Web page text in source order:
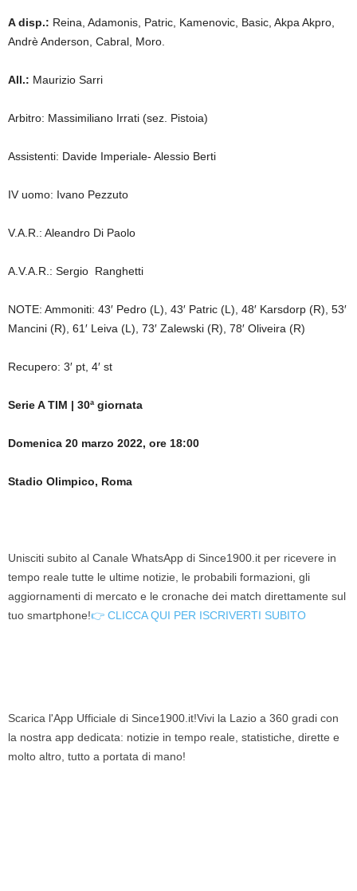
A disp.: Reina, Adamonis, Patric, Kamenovic, Basic, Akpa Akpro,
Andrè Anderson, Cabral, Moro.
All.: Maurizio Sarri
Arbitro: Massimiliano Irrati (sez. Pistoia)
Assistenti: Davide Imperiale- Alessio Berti
IV uomo: Ivano Pezzuto
V.A.R.: Aleandro Di Paolo
A.V.A.R.: Sergio Ranghetti
NOTE: Ammoniti: 43′ Pedro (L), 43′ Patric (L), 48′ Karsdorp (R), 53′
Mancini (R), 61′ Leiva (L), 73′ Zalewski (R), 78′ Oliveira (R)
Recupero: 3′ pt, 4′ st
Serie A TIM | 30ª giornata
Domenica 20 marzo 2022, ore 18:00
Stadio Olimpico, Roma
Unisciti subito al Canale WhatsApp di Since1900.it per ricevere in
tempo reale tutte le ultime notizie, le probabili formazioni, gli
aggiornamenti di mercato e le cronache dei match direttamente sul
tuo smartphone!👉 CLICCA QUI PER ISCRIVERTI SUBITO
Scarica l'App Ufficiale di Since1900.it!Vivi la Lazio a 360 gradi con
la nostra app dedicata: notizie in tempo reale, statistiche, dirette e
molto altro, tutto a portata di mano!